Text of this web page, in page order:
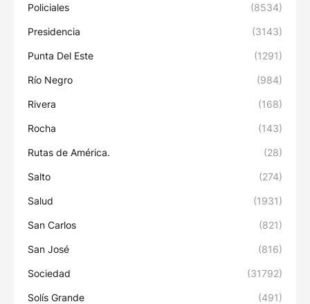
Policiales (8534)
Presidencia (3143)
Punta Del Este (1291)
Río Negro (984)
Rivera (168)
Rocha (143)
Rutas de América. (28)
Salto (274)
Salud (1931)
San Carlos (821)
San José (816)
Sociedad (31792)
Solís Grande (491)